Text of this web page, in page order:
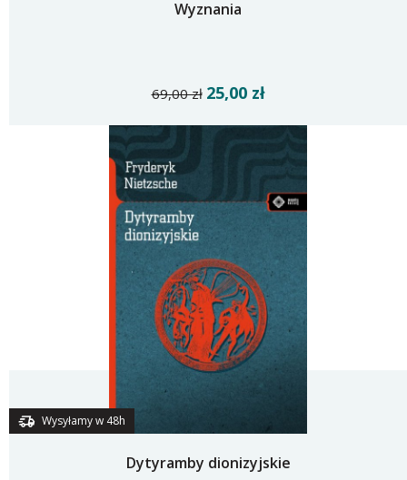
Wyznania
69,00 zł 25,00 zł
Wysyłamy w 48h
Dytyramby dionizyjskie